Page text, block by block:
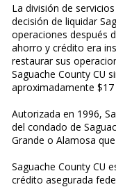
La división de
decisión de liquidar
operaciones después
ahorro y crédito era
restaurar sus
Saguache County CU
aproximadamente $17
Autorizada en 1996,
del condado de
Grande o Alamosa
Saguache County CU
crédito asegurada